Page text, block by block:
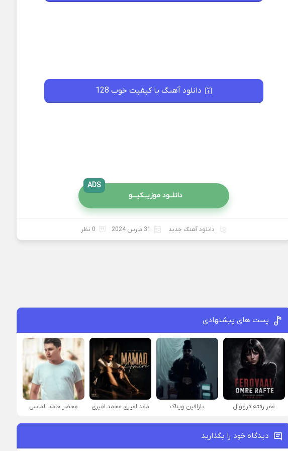
دانلود آهنگ با کیفیت خوب 128
دانلــود موزیــکیـــو
ADS
دانلود آهنگ جدید 31 مارس 2024 0 نظر
پست های پیشنهادی
عمر رفته فرووال پارافين ویناک ممد امیری محمد امیری محضر حامد الماسی
دیدگاه خود را بگذارید